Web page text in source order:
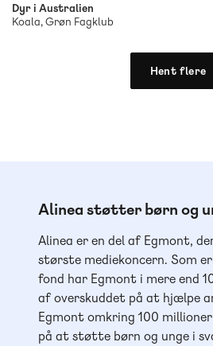
Dyr i Australien
Koala, Grøn Fagklub
Hent flere
Alinea støtter børn og
Alinea er en del af Egmont,
største mediekoncern. Som
fond har Egmont i mere end
af overskuddet på at hjælpe
Egmont omkring 100
på at støtte børn og unge i